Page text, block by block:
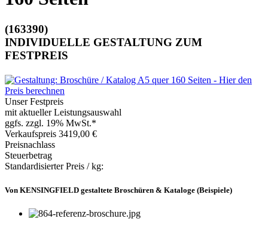
(163390)
INDIVIDUELLE GESTALTUNG ZUM
FESTPREIS
Unser Festpreis
mit aktueller Leistungsauswahl
ggfs. zzgl. 19% MwSt.*
Verkaufspreis 3419,00 €
Preisnachlass
Steuerbetrag
Standardisierter Preis / kg:
Von KENSINGFIELD gestaltete Broschüren & Kataloge (Beispiele)